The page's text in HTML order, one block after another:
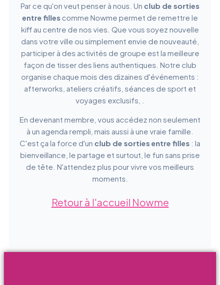
Par ce qu'on veut penser à nous. Un club de sorties
entre filles comme Nowme permet de remettre le
kiff au centre de nos vies. Que vous soyez nouvelle
dans votre ville ou simplement envie de nouveauté,
participer à des activités de groupe est la meilleure
façon de tisser des liens authentiques. Notre club
organise chaque mois des dizaines d'événements :
afterworks, ateliers créatifs, séances de sport et
voyages exclusifs, .
En devenant membre, vous accédez non seulement
à un agenda rempli, mais aussi à une vraie famille.
C'est ça la force d'un club de sorties entre filles : la
bienveillance, le partage et surtout, le fun sans prise
de tête. N'attendez plus pour vivre vos meilleurs
moments.
Retour à l'accueil Nowme